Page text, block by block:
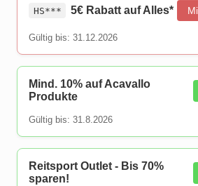
HS*** 5€ Rabatt auf Alles*
Gültig bis: 31.12.2026
Mind. 10% auf Acavallo
Produkte
Gültig bis: 31.8.2026
Reitsport Outlet - Bis 70%
sparen!